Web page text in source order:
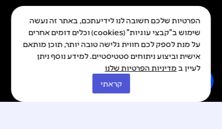
Made By Kadabra
כל הזכויות שמורות © איה 2026
הפרטיות שלכם חשובה לנו לידיעתכם, באתר זה נעשה
שימוש ב"קבצי עוגיות" (cookies) וכלים דומים אחרים
על מנת לספק לכם חווית גלישה טובה יותר, תוכן מותאם
אישית וביצוע ניתוחים סטטיסטיים. למידע נוסף ניתן
לעיין במדיניות הפרטיות שלנו
קראתי